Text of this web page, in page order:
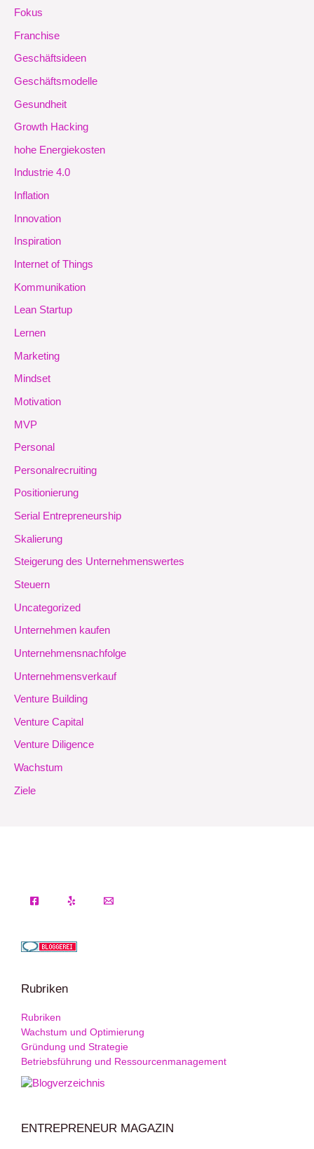
Fokus
Franchise
Geschäftsideen
Geschäftsmodelle
Gesundheit
Growth Hacking
hohe Energiekosten
Industrie 4.0
Inflation
Innovation
Inspiration
Internet of Things
Kommunikation
Lean Startup
Lernen
Marketing
Mindset
Motivation
MVP
Personal
Personalrecruiting
Positionierung
Serial Entrepreneurship
Skalierung
Steigerung des Unternehmenswertes
Steuern
Uncategorized
Unternehmen kaufen
Unternehmensnachfolge
Unternehmensverkauf
Venture Building
Venture Capital
Venture Diligence
Wachstum
Ziele
Rubriken
Rubriken
Wachstum und Optimierung
Gründung und Strategie
Betriebsführung und Ressourcenmanagement
ENTREPRENEUR MAGAZIN